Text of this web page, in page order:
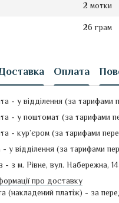
2 мотки
26 грам
Оплата
- у відділення (за тарифами
- у поштомат (за тарифами
- кур’єром (за тарифами
у відділення (за тарифами
- з м. Рівне, вул. Набережна,
про доставку
(накладений платіж) - за